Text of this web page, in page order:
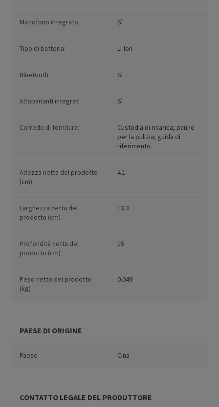
Microfono integrato Sì
Tipo di batteria: Li-Ion
Bluetooth: Si
Altoparlanti integrati Sì
Corredo di fornitura:
Custodia di ricarica; panno
per la pulizia; guida di
riferimento.
Altezza netta del prodotto
(cm)
4.1
Larghezza netta del
prodotto (cm)
13.3
Profondità netta del
prodotto (cm)
15
Peso netto del prodotto
(kg)
0.049
PAESE DI ORIGINE
Paese Cina
CONTATTO LEGALE DEL PRODUTTORE